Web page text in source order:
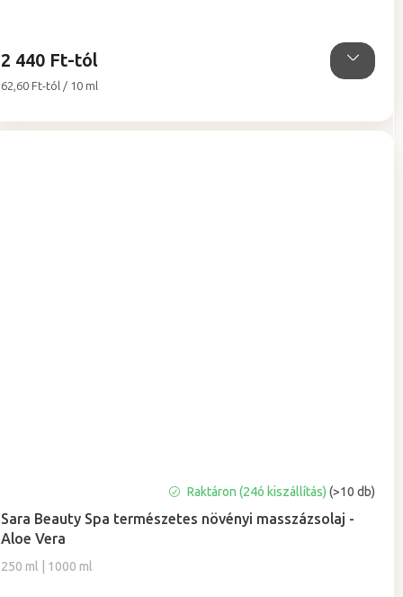
2 440 Ft-tól
Egységár:
62,60 Ft-tól / 10 ml
Sara Beauty Spa természetes növényi masszázsolaj -
Aloe Vera
250 ml | 1000 ml
átlagos
értékelése
5-
Raktáron (24ó kiszállítás)(>10 db)